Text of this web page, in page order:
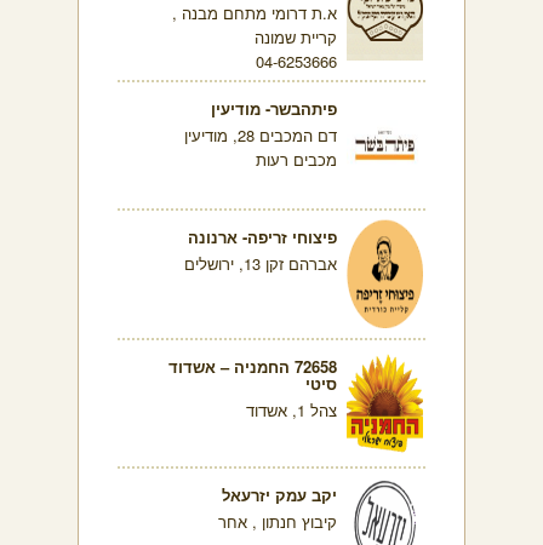
א.ת דרומי מתחם מבנה ,
קריית שמונה
04-6253666
פיתהבשר- מודיעין
דם המכבים 28, מודיעין
מכבים רעות
פיצוחי זריפה- ארנונה
אברהם זקן 13, ירושלים
72658 החמניה – אשדוד
סיטי
צהל 1, אשדוד
יקב עמק יזרעאל
קיבוץ חנתון , אחר